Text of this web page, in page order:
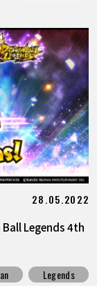
28.05.2022
Legends 4th
Legends